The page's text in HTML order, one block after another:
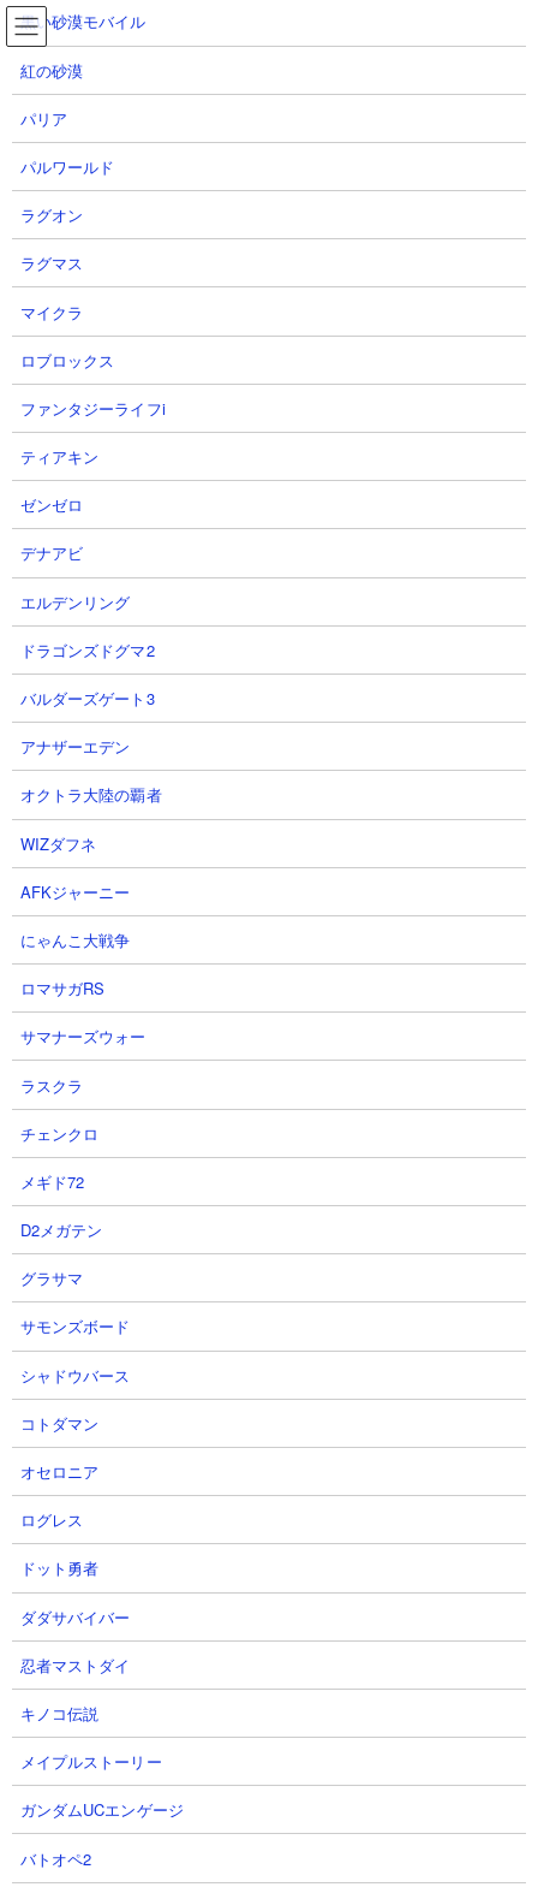
コ
ン
ナ
ビ
怪獣8G YouTube動画まとめ100件
TOP 怪獣8G 怪獣8G YouTube動画まとめ100件
怪獣8G のYouTube配信者の最新動画100件
怪獣8G のYouTube配信者さん達の動画を、投稿が新しい順に100件まで
リスト表示しています。
【データ取得日時】2026.08.09 17:55:18
【怪獣8号】旧レノが潜在解放で
超強化!!サブアタッカー兼バッフ
したので付加ダメージ編成で検証
してみた!!【怪獣8G】【怪獣8号
THE GAME】
あす雨のゲーム攻略部さん
2026.08.09 15:44（2時間前）NEW!
1
【怪獣8G】異次元火力...最強アタ
【怪獣8G】ステップアップガチャ
は闇？本当に引くべきなの？オス
スメの引く日にちも解説！【怪獣
８号】【怪獣８号THEGAME】
ゼルさん
2026.08.08 21:07（20時間前）
3
て登場確定！2凸が必然的に強要
獣８号】【怪獣８号THEGAME】
2026.08.08 21:05（20時間前）
【怪獣8号】無課金が限定ピック
アップガチャで怪獣8号を狙う！
【怪獣8号THEGAME】
マイセンさん
2026.08.08 20:53（21時間前）
5
意...1周年記念ステップアップガ
順位TOP5解説！【怪獣8号 THE
7
黒い砂漠モバイル
紅の砂漠
パリア
パルワールド
ラグオン
ラグマス
マイクラ
ロブロックス
ファンタジーライフi
ティアキン
ゼンゼロ
デナアビ
エルデンリング
ドラゴンズドグマ2
バルダーズゲート3
アナザーエデン
オクトラ大陸の覇者
WIZダフネ
AFKジャーニー
にゃんこ大戦争
ロマサガRS
サマナーズウォー
ラスクラ
チェンクロ
メギド72
D2メガテン
グラサマ
サモンズボード
シャドウバース
コトダマン
オセロニア
ログレス
ドット勇者
ダダサバイバー
忍者マストダイ
キノコ伝説
メイプルストーリー
ガンダムUCエンゲージ
バトオペ2